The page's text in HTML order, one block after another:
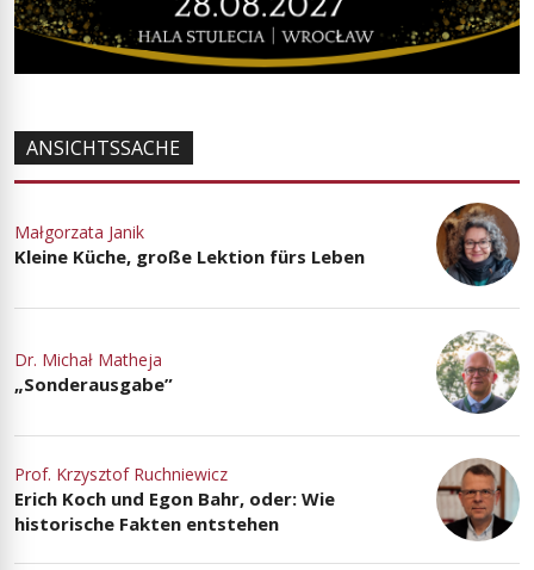
ANSICHTSSACHE
Małgorzata Janik
Kleine Küche, große Lektion fürs Leben
Dr. Michał Matheja
„Sonderausgabe”
Prof. Krzysztof Ruchniewicz
Erich Koch und Egon Bahr, oder: Wie
historische Fakten entstehen